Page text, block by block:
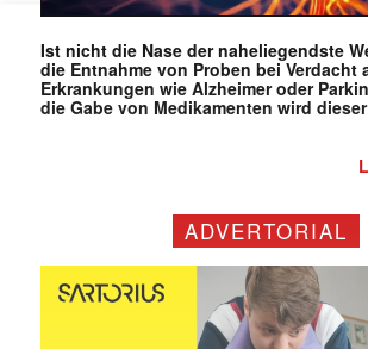
Mit dem |transkript-
jede Woche aktuell
E-
Ist nicht die Nase der naheliegendste
die Entnahme von Proben bei Verdacht
Erkrankungen wie Alzheimer oder
die Gabe von Medikamenten wird
ADVERTORIAL